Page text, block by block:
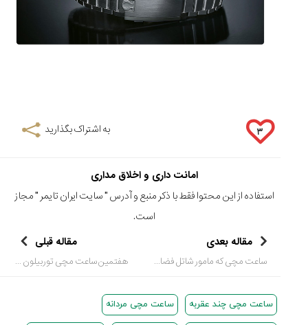
۳ به اشتراک بگذارید
امانت داری و اخلاق مداری
استفاده از این محتوا فقط با ذکر منبع و آدرس "سایت ایران تایمر " مجاز
است.
مقاله بعدی
ساعت مچی که مامور شاتل فضایی است
مقاله قبلی
هفتمین ساعت مچی توربیلون از سری خاص Cabaret Tourbillon
ساعت مچی چند عقربه ساعت مچی مردانه